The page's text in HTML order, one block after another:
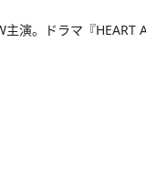
演。ドラマ『HEART